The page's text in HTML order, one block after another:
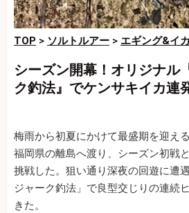
TOP > ソルトルアー > エギング&イ
シーズン開幕！オリジナル
ク釣法』でケンサキイカ連
梅雨から初夏にかけて最盛期を迎え
福岡県の離島へ渡り、シーズン初戦
挑戦した。狙い通り深夜の回遊に遭
ジャーク釣法」で良型交じりの連続
きた。